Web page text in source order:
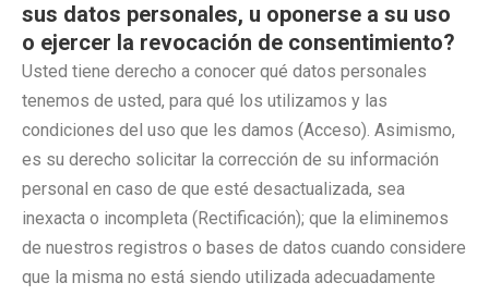
sus datos personales, u oponerse a su uso
o ejercer la revocación de consentimiento?
Usted tiene derecho a conocer qué datos personales
tenemos de usted, para qué los utilizamos y las
condiciones del uso que les damos (Acceso). Asimismo,
es su derecho solicitar la corrección de su información
personal en caso de que esté desactualizada, sea
inexacta o incompleta (Rectificación); que la eliminemos
de nuestros registros o bases de datos cuando considere
que la misma no está siendo utilizada adecuadamente